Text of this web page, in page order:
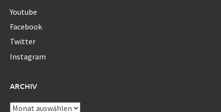
Youtube
Facebook
Twitter
Instagram
ARCHIV
Archiv